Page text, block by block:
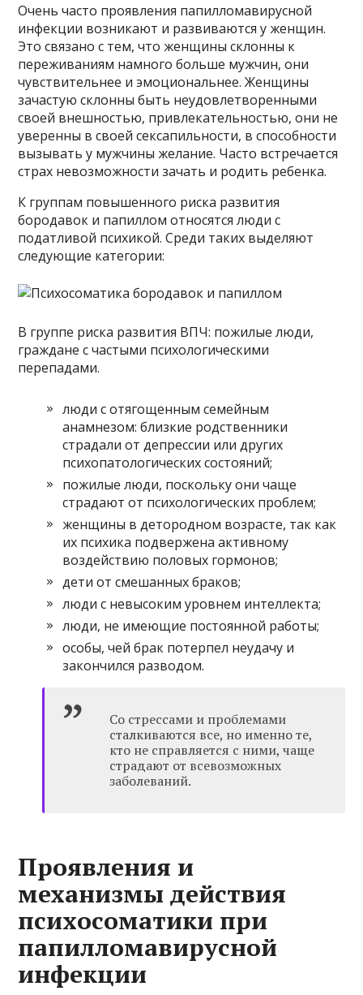
Очень часто проявления папилломавирусной
инфекции возникают и развиваются у женщин.
Это связано с тем, что женщины склонны к
переживаниям намного больше мужчин, они
чувствительнее и эмоциональнее. Женщины
зачастую склонны быть неудовлетворенными
своей внешностью, привлекательностью, они не
уверенны в своей сексапильности, в способности
вызывать у мужчины желание. Часто встречается
страх невозможности зачать и родить ребенка.
К группам повышенного риска развития
бородавок и папиллом относятся люди с
податливой психикой. Среди таких выделяют
следующие категории:
В группе риска развития ВПЧ: пожилые люди,
граждане с частыми психологическими
перепадами.
люди с отягощенным семейным
анамнезом: близкие родственники
страдали от депрессии или других
психопатологических состояний;
пожилые люди, поскольку они чаще
страдают от психологических проблем;
женщины в детородном возрасте, так как
их психика подвержена активному
воздействию половых гормонов;
дети от смешанных браков;
люди с невысоким уровнем интеллекта;
люди, не имеющие постоянной работы;
особы, чей брак потерпел неудачу и
закончился разводом.
Со стрессами и проблемами
сталкиваются все, но именно те,
кто не справляется с ними, чаще
страдают от всевозможных
заболеваний.
Проявления и
механизмы действия
психосоматики при
папилломавирусной
инфекции